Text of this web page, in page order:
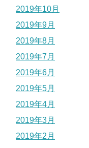
2019年10月
2019年9月
2019年8月
2019年7月
2019年6月
2019年5月
2019年4月
2019年3月
2019年2月